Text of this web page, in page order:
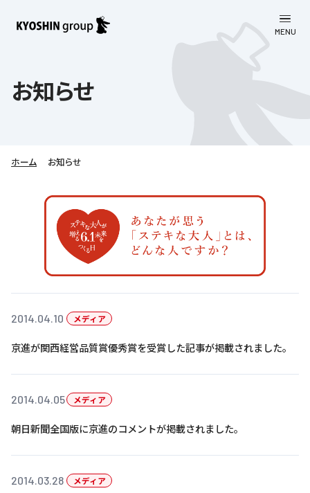
MENU
会社案内
教育理念
社長挨拶
会社概要／組織図
京進グループが目指す姿
子会社および関係会社
ソーシャルメディア公式アカウント
学びの成果
学習塾について
ライフキャリア
育児・暮らし
京進グループの事業所
サステナビリティ
お客さま満足度向上の取り組み
労働環境向上の取り組み
CSRレポート
社会貢献活動
株主・投資家向け情報
株主・投資家向け情報
株主・投資家の皆さまへ
IRライブラリー
IRカレンダー
よくあるご質問
採用情報
京進リクルートInstagram
新卒採用情報
新卒採用デジタルパンフレット
中途採用
講師（アルバイト）募集
保育事業 採用
日本語教育事業 採用
個人情報保護方針
特別警報発令時の授業について
Copyright © KYOSHIN Co., Ltd. All rights reserved.
お知らせ
ホーム お知らせ
2014.04.10 メディア
京進が関西経営品質賞優秀賞を受賞した記事が掲載されました。
2014.04.05 メディア
朝日新聞全国版に京進のコメントが掲載されました。
2014.03.28 メディア